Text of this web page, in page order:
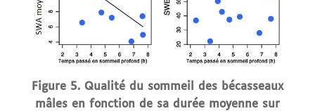
Figure 5. Qualité du sommeil des bécasseaux
mâles en fonction de sa durée moyenne sur